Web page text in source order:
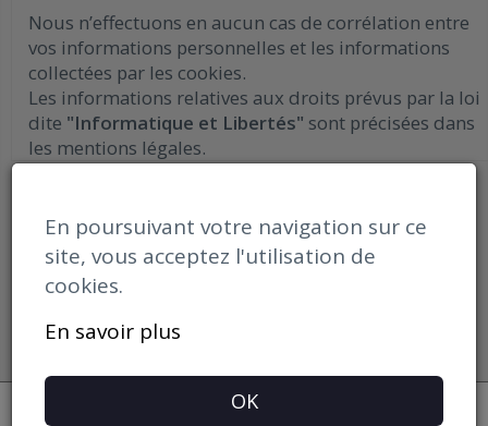
Nous n’effectuons en aucun cas de corrélation entre
vos informations personnelles et les informations
collectées par les cookies.
Les informations relatives aux droits prévus par la loi
dite "Informatique et Libertés" sont précisées dans
les mentions légales.
En poursuivant votre navigation sur ce
site, vous acceptez l'utilisation de
cookies.
En savoir plus
OK